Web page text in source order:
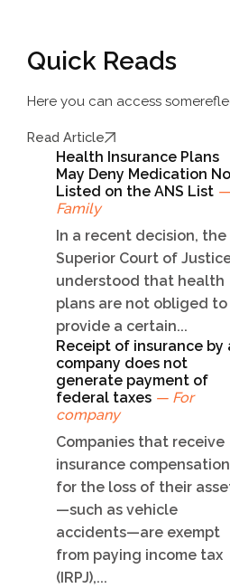
Quick Reads
Here you can access some
Read Article
Health Insurance Plans
May Deny Medication
Listed on the ANS List —
Family
In a recent decision, the
Superior Court of
understood that health
plans are not obliged to
provide a certain...
Receipt of insurance by
company does not
generate payment of
federal taxes — For
company
Companies that receive
insurance compensation
for the loss of their
—such as vehicle
accidents—are exempt
from paying income tax
(IRPJ),...